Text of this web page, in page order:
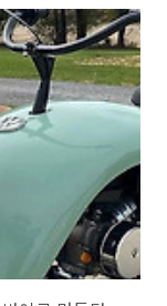
음료 같습니다.
있는 걸 보니 중
엑스 맥주'로 검색
같이 욕설에 가
쁜 평을 하는 건 첨